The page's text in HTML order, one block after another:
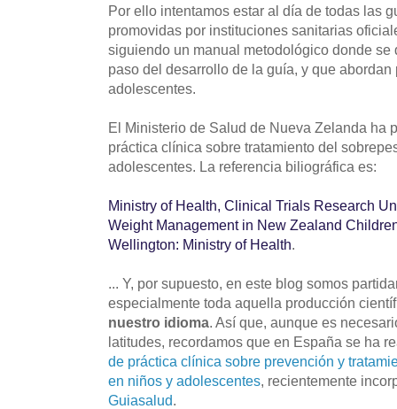
Por ello intentamos estar al día de todas las
promovidas por instituciones sanitarias
siguiendo un manual metodológico donde
paso del desarrollo de la guía, y que
adolescentes.
El Ministerio de Salud de Nueva Zelanda ha
práctica clínica sobre tratamiento del
adolescentes. La referencia biliográfica es:
Ministry of Health, Clinical Trials Research
Weight Management in New Zealand
Wellington: Ministry of Health.
... Y, por supuesto, en este blog somos
especialmente toda aquella producción
nuestro idioma. Así que, aunque es
latitudes, recordamos que en España se ha
de práctica clínica sobre prevención y
en niños y adolescentes, recientemente
Guiasalud.